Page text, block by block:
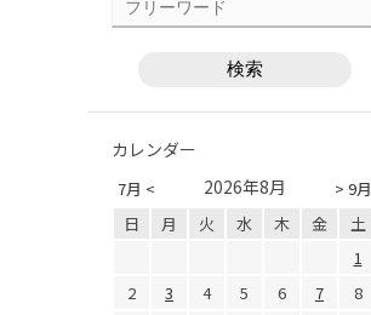
カレンダー
7月 < > 9月
2026年8月
日 月 火 水 木 金
土
1
2
3 4 5 6 7
8